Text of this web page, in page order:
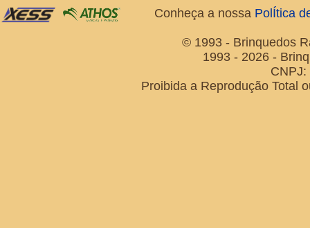
Conheça a nossa PolÍtica
© 1993 - Brinquedos
1993 - 2026 -
Proibida a Reprodução